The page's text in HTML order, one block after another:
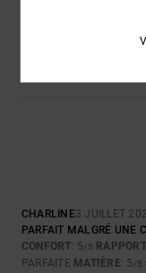
CHARLINE3 JUILLET
PARFAIT MALGRÉ UNE
CONFORT: 5/5
PARFAITE MATIÈRE: 5 /5